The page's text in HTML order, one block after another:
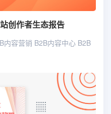
创作者生态报告
内容营销 B2B内容中心 B2B